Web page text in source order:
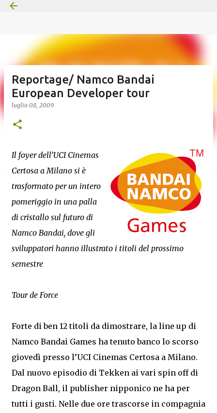
Reportage/ Namco Bandai
European Developer tour
luglio 08, 2009
Il foyer dell’UCI Cinemas
Certosa a Milano si è
trasformato per un intero
pomeriggio in una palla
di cristallo sul futuro di
Namco Bandai, dove gli
sviluppatori hanno illustrato i titoli del prossimo
semestre
Tour de Force
Forte di ben 12 titoli da dimostrare, la line up di
Namco Bandai Games ha tenuto banco lo scorso
giovedì presso l’UCI Cinemas Certosa a Milano.
Dal nuovo episodio di Tekken ai vari spin off di
Dragon Ball, il publisher nipponico ne ha per
tutti i gusti. Nelle due ore trascorse in compagnia